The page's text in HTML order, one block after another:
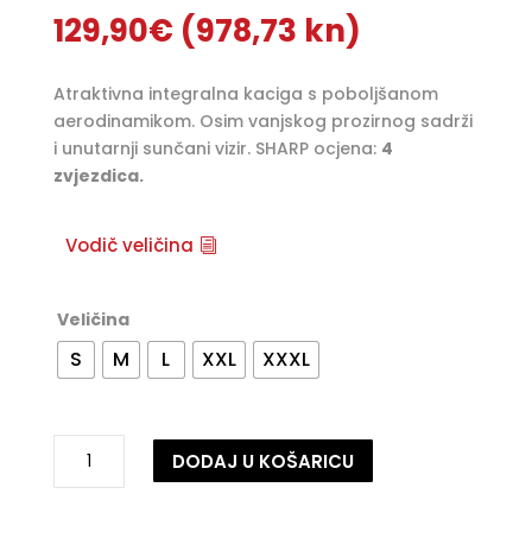
129,90€ (978,73 kn)
Atraktivna integralna kaciga s poboljšanom
aerodinamikom. Osim vanjskog prozirnog sadrži
i unutarnji sunčani vizir. SHARP ocjena: 4
zvjezdica.
Vodič veličina
Veličina
S M L XXL XXXL
kaciga
DODAJ U KOŠARICU